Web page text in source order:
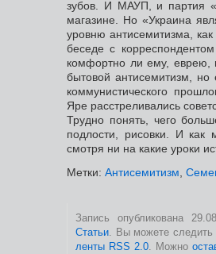
зубов. И МАУП, и партия
магазине. Но «Украина
уровню антисемитизма,
беседе с
комфортно ли ему, еврею,
бытовой антисемитизм, но
коммунистического
Яре расстреливались
Трудно понять, чего
подлости, рисовки. И
смотря ни на какие уроки
Метки: Антисемитизм
Запись опубликована
Статьи. Вы можете следить
ленты RSS 2.0. Можно